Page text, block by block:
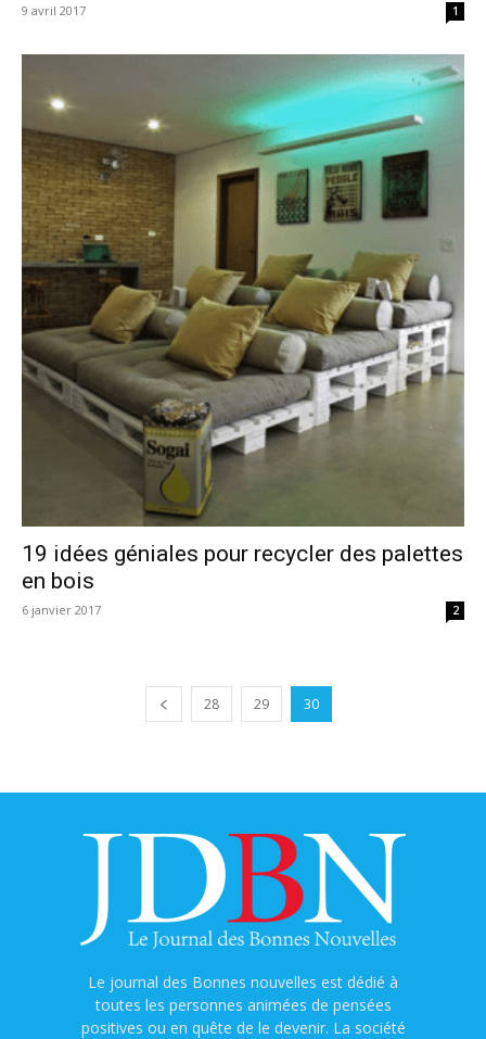
9 avril 2017 1
19 idées géniales pour recycler des palettes
en bois
6 janvier 2017 2
28 29 30
Le journal des Bonnes nouvelles est dédié à
toutes les personnes animées de pensées
positives ou en quête de le devenir. La société